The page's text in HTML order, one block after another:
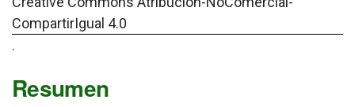
CompartirIgual 4.0
.
Resumen